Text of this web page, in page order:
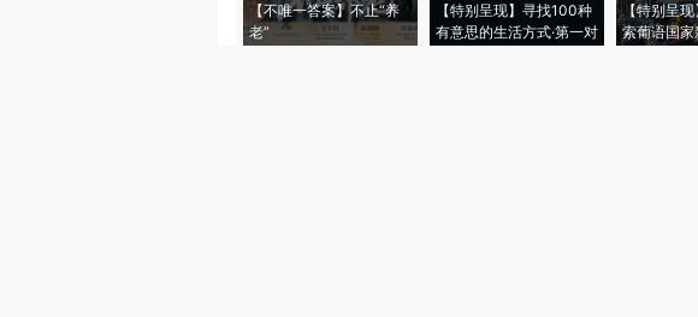
【不唯一答案】不止“养
老”
【特别呈现】寻找100种
有意思的生活方式·第一对
【特别呈
索葡语国家